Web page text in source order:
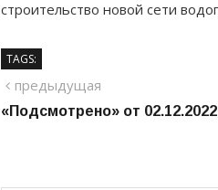
строительство новой сети
TAGS:
Навигация
по
предыдущая
«Подсмотрено» от